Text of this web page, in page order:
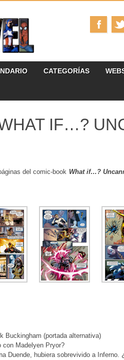
CATEGORÍAS
IF…?
del comic-book What if…?
Buckingham (portada alternativa)
Madelyen Pryor?
Duende, hubiera sobrevivido a